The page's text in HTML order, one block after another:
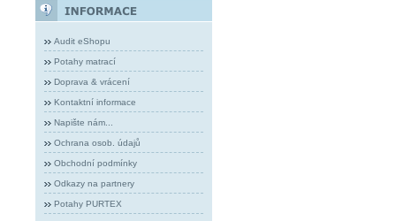
Audit eShopu
Potahy matrací
Doprava & vrácení
Kontaktní informace
Napište nám...
Ochrana osob. údajů
Obchodní podmínky
Odkazy na partnery
Potahy PURTEX